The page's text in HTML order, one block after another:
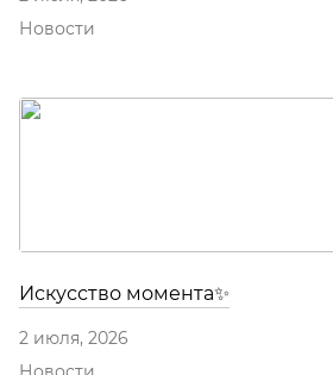
Новости
Искусство момента✨
2 июля, 2026